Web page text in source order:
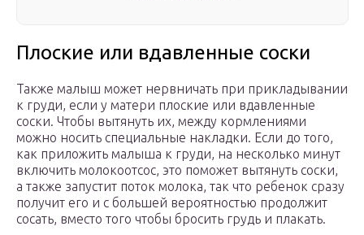
Плоские или вдавленные соски
Также малыш может нервничать при прикладывании
к груди, если у матери плоские или вдавленные
соски. Чтобы вытянуть их, между кормлениями
можно носить специальные накладки. Если до того,
как приложить малыша к груди, на несколько минут
включить молокоотсос, это поможет вытянуть соски,
а также запустит поток молока, так что ребенок сразу
получит его и с большей вероятностью продолжит
сосать, вместо того чтобы бросить грудь и плакать.